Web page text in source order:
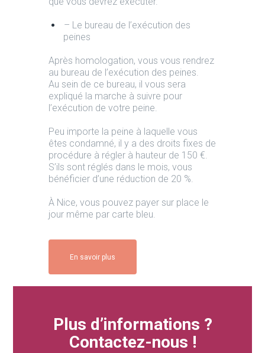
– Le bureau de l’exécution des
peines
Après homologation, vous vous rendrez
au bureau de l’exécution des peines.
Au sein de ce bureau, il vous sera
expliqué la marche à suivre pour
l’exécution de votre peine.
Peu importe la peine à laquelle vous
êtes condamné, il y a des droits fixes de
procédure à régler à hauteur de 150 €.
S’ils sont réglés dans le mois, vous
bénéficier d’une réduction de 20 %.
À Nice, vous pouvez payer sur place le
jour même par carte bleu.
En savoir plus
Plus d’informations ?
Contactez-nous !